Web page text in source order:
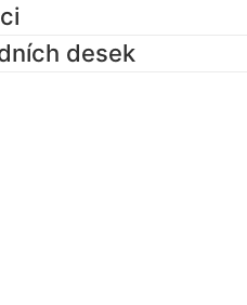
desek